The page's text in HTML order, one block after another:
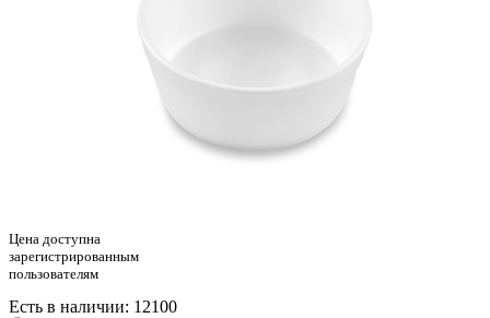
Цена доступна
зарегистрированным
пользователям
Есть в наличии: 12100